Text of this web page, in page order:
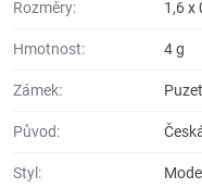
Rozměry: 1,6 x
Hmotnost: 4 g
Zámek:
Původ:
Styl: